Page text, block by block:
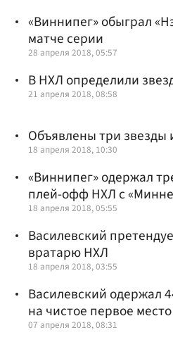
«Виннипег» обыграл
матче серии
28 апреля 2018, 05:57
В НХЛ определили
21 апреля 2018, 08:58
Объявлены три звезды
18 апреля 2018, 10:30
«Виннипег» одержал
плей-офф НХЛ с
18 апреля 2018, 05:55
Василевский
вратарю НХЛ
18 апреля 2018, 03:55
Василевский одержал
на чистое первое
07 апреля 2018, 08:31